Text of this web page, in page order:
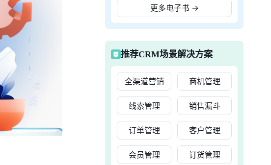
更多电子书 →
推荐CRM场景解决方案
全渠道营销 商机管理
线索管理 销售漏斗
订单管理 客户管理
会员管理 订货管理